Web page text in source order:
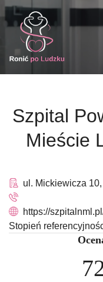
Szpital
Mieście
ul. Mickiewicza
https://
Stopień